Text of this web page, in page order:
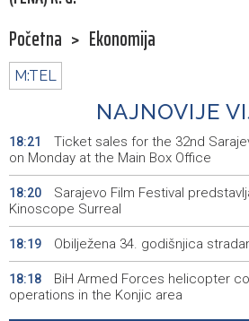
Početna > Ekonomija
M:TEL
NAJNOVIJE
18:21
Ticket sales for the 32nd
on Monday at the Main Box Office
18:20
Sarajevo Film Festival
Kinoscope Surreal
18:19 Obilježena 34. godišnjica
18:18
BiH Armed Forces helicopter
operations in the Konjic area